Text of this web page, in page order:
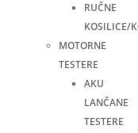
RUČNE
KOSILICE/
MOTORNE
TESTERE
AKU
LANČANE
TESTERE